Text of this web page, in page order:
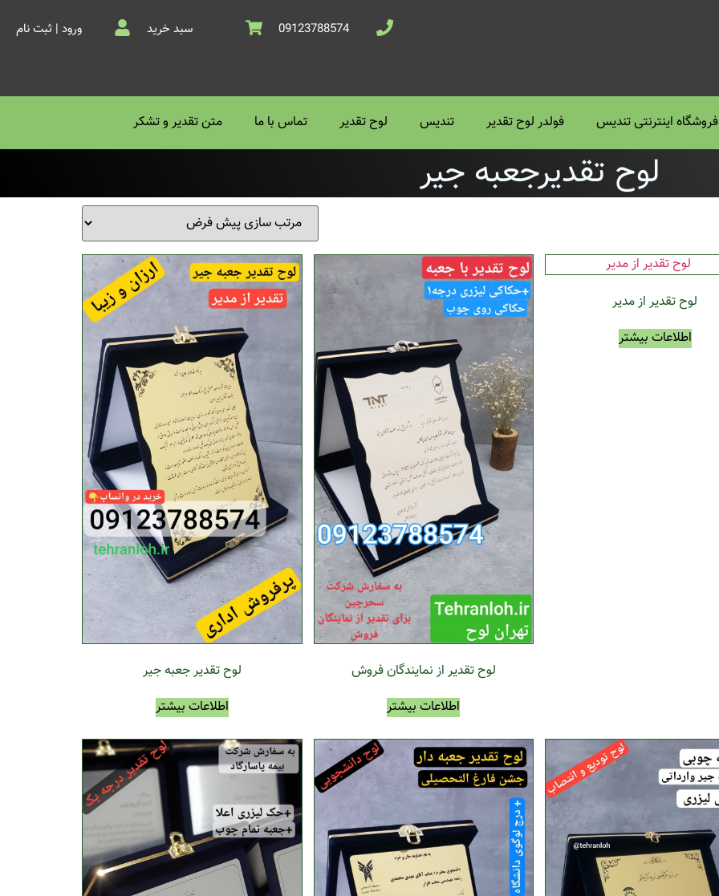
09123788574 سبد خرید ورود | ثبت نام
فروشگاه اینترنتی تندیس فولدر لوح تقدیر تندیس لوح تقدیر تماس با ما متن تقدیر و تشکر
لوح تقدیرجعبه جیر
لوح تقدیر از مدیر
اطلاعات بیشتر
لوح تقدیر از نمایندگان فروش
اطلاعات بیشتر
لوح تقدیر جعبه جیر
اطلاعات بیشتر